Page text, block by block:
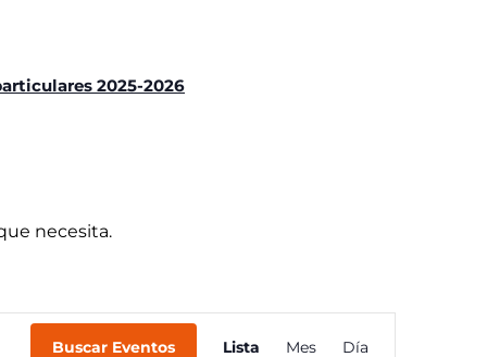
2025-2026
necesita.
Buscar Eventos
de
Lista Mes Día